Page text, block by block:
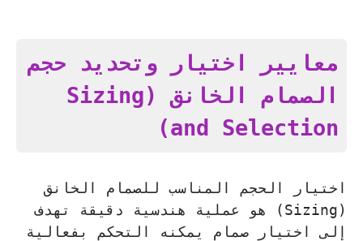
معايير اختيار وتحديد حجم
الصمام الخانق (Sizing
and Selection)
اختيار الحجم المناسب للصمام الخانق
(Sizing) هو عملية هندسية دقيقة تهدف
إلى اختيار صمام يمكنه التحكم بفعالية